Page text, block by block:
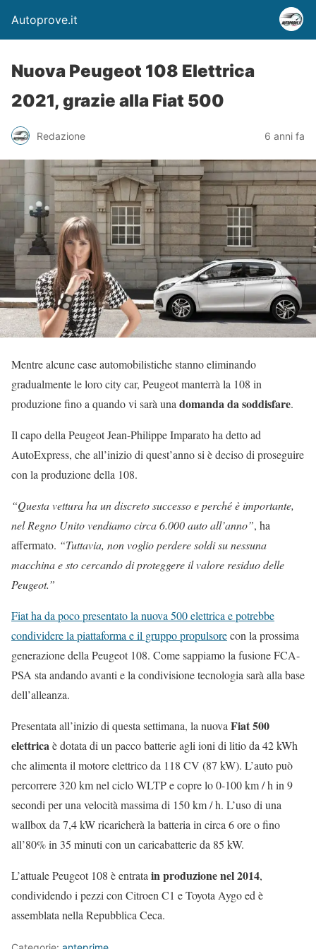
Autoprove.it
Nuova Peugeot 108 Elettrica
2021, grazie alla Fiat 500
Redazione 6 anni fa
Mentre alcune case automobilistiche stanno eliminando
gradualmente le loro city car, Peugeot manterrà la 108 in
produzione fino a quando vi sarà unadomanda da soddisfare.
Il capo della Peugeot Jean-Philippe Imparato ha detto ad
AutoExpress, che all’inizio di quest’anno si è deciso di proseguire
con la produzione della 108.
“Questa vettura ha un discreto successo e perché è importante,
nel Regno Unito vendiamo circa 6.000 auto all’anno”, ha
affermato. “Tuttavia, non voglio perdere soldi su nessuna
macchina e sto cercando di proteggere il valore residuo delle
Peugeot.”
Fiat ha da poco presentato la nuova 500 elettrica e potrebbe
condividere la piattaforma e il gruppo propulsorecon la prossima
generazione della Peugeot 108. Come sappiamo la fusione FCA-
PSA sta andando avanti e la condivisione tecnologia sarà alla base
dell’alleanza.
Presentata all’inizio di questa settimana, la nuovaFiat 500
elettricaè dotata di un pacco batterie agli ioni di litio da 42 kWh
che alimenta il motore elettrico da 118 CV (87 kW). L’auto può
percorrere 320 km nel ciclo WLTP e copre lo 0-100 km / h in 9
secondi per una velocità massima di 150 km / h. L’uso di una
wallbox da 7,4 kW ricaricherà la batteria in circa 6 ore o fino
all’80% in 35 minuti con un caricabatterie da 85 kW.
L’attuale Peugeot 108 è entratain produzione nel 2014,
condividendo i pezzi con Citroen C1 e Toyota Aygo ed è
assemblata nella Repubblica Ceca.